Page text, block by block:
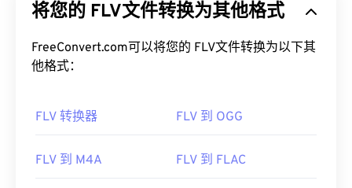
将您的 FLV文件转换为其他格式
FreeConvert.com可以将您的 FLV文件转换为以下其
他格式：
FLV 转换器 FLV 到 OGG
FLV 到 M4A FLV 到 FLAC